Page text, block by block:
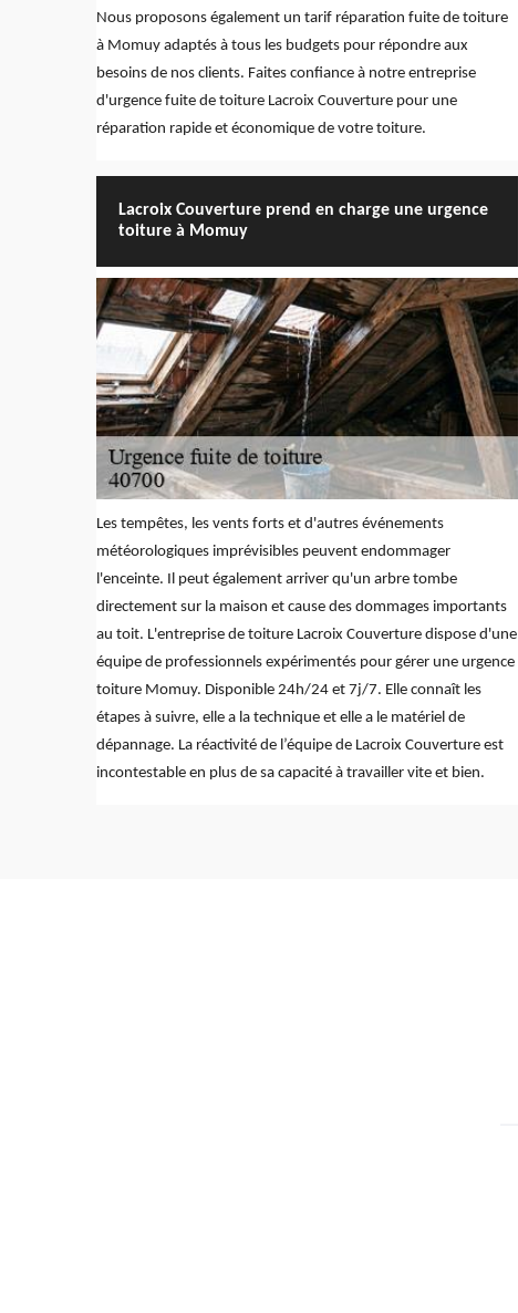
Nous proposons également un tarif réparation fuite de toiture
à Momuy adaptés à tous les budgets pour répondre aux
besoins de nos clients. Faites confiance à notre entreprise
d'urgence fuite de toiture Lacroix Couverture pour une
réparation rapide et économique de votre toiture.
Lacroix Couverture prend en charge une urgence
toiture à Momuy
Les tempêtes, les vents forts et d'autres événements
météorologiques imprévisibles peuvent endommager
l'enceinte. Il peut également arriver qu'un arbre tombe
directement sur la maison et cause des dommages importants
au toit. L'entreprise de toiture Lacroix Couverture dispose d'une
équipe de professionnels expérimentés pour gérer une urgence
toiture Momuy. Disponible 24h/24 et 7j/7. Elle connaît les
étapes à suivre, elle a la technique et elle a le matériel de
dépannage. La réactivité de l’équipe de Lacroix Couverture est
incontestable en plus de sa capacité à travailler vite et bien.